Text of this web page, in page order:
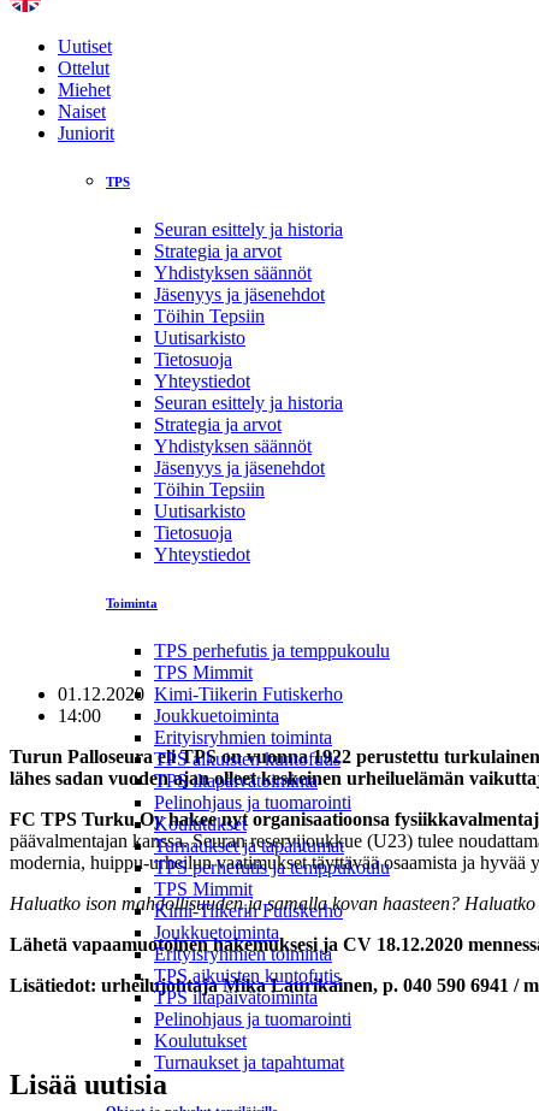
Uutiset
Ottelut
Miehet
Naiset
Juniorit
TPS
Seuran esittely ja historia
Strategia ja arvot
Yhdistyksen säännöt
Jäsenyys ja jäsenehdot
Töihin Tepsiin
Uutisarkisto
Tietosuoja
Yhteystiedot
Seuran esittely ja historia
Strategia ja arvot
Yhdistyksen säännöt
Jäsenyys ja jäsenehdot
Töihin Tepsiin
Uutisarkisto
Tietosuoja
Yhteystiedot
Toiminta
TPS perhefutis ja temppukoulu
TPS Mimmit
Kimi-Tiikerin Futiskerho
Joukkuetoiminta
Erityisryhmien toiminta
TPS aikuisten kuntofutis
TPS iltapäivätoiminta
Pelinohjaus ja tuomarointi
Koulutukset
Turnaukset ja tapahtumat
TPS perhefutis ja temppukoulu
TPS Mimmit
Kimi-Tiikerin Futiskerho
Joukkuetoiminta
Erityisryhmien toiminta
TPS aikuisten kuntofutis
TPS iltapäivätoiminta
Pelinohjaus ja tuomarointi
Koulutukset
Turnaukset ja tapahtumat
01.12.2020
14:00
Turun Palloseura eli TPS on vuonna 1922 perustettu
lähes sadan vuoden ajan olleet keskeinen urheiluelämän
FC TPS Turku Oy hakee nyt organisaatioonsa
päävalmentajan kanssa. Seuran reservijoukkue (U23) tulee
modernia, huippu-urheilun vaatimukset täyttävää osaamista ja hyvää
Haluatko ison mahdollisuuden ja samalla kovan haasteen?
Lähetä vapaamuotoinen hakemuksesi ja CV 18.12.2020
Lisätiedot: urheilujohtaja Mika Laurikainen, p. 040 590 6941 /
Lisää uutisia